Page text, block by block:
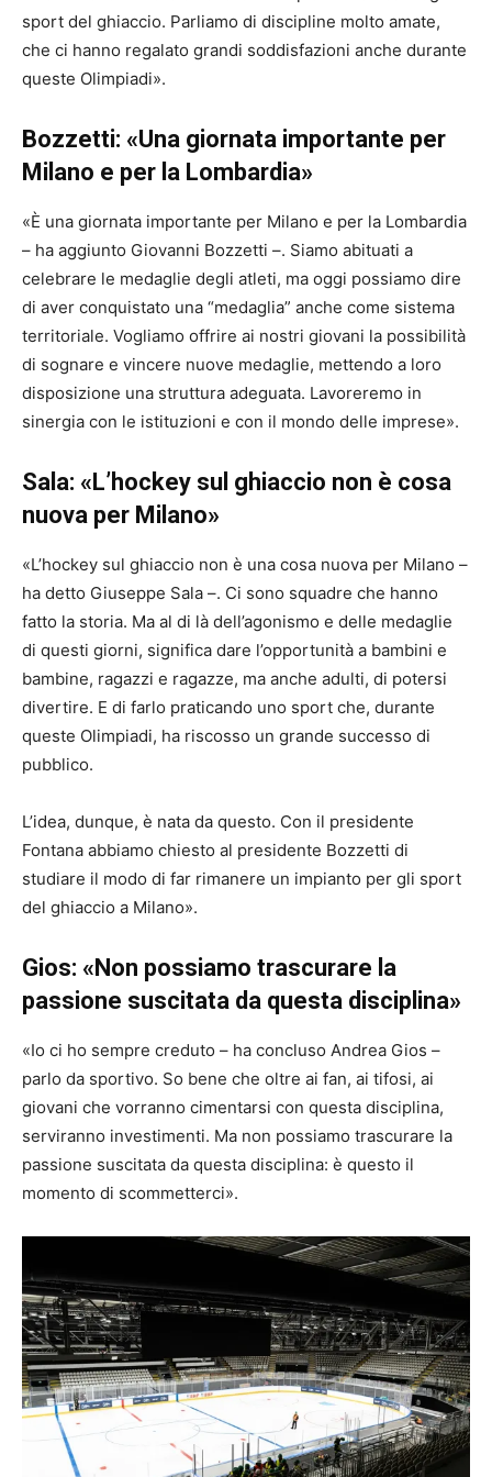
sport del ghiaccio. Parliamo di discipline molto amate,
che ci hanno regalato grandi soddisfazioni anche durante
queste Olimpiadi».
Bozzetti: «Una giornata importante per
Milano e per la Lombardia»
«È una giornata importante per Milano e per la Lombardia
– ha aggiunto Giovanni Bozzetti –. Siamo abituati a
celebrare le medaglie degli atleti, ma oggi possiamo dire
di aver conquistato una “medaglia” anche come sistema
territoriale. Vogliamo offrire ai nostri giovani la possibilità
di sognare e vincere nuove medaglie, mettendo a loro
disposizione una struttura adeguata. Lavoreremo in
sinergia con le istituzioni e con il mondo delle imprese».
Sala: «L’hockey sul ghiaccio non è cosa
nuova per Milano»
«L’hockey sul ghiaccio non è una cosa nuova per Milano –
ha detto Giuseppe Sala –. Ci sono squadre che hanno
fatto la storia. Ma al di là dell’agonismo e delle medaglie
di questi giorni, significa dare l’opportunità a bambini e
bambine, ragazzi e ragazze, ma anche adulti, di potersi
divertire. E di farlo praticando uno sport che, durante
queste Olimpiadi, ha riscosso un grande successo di
pubblico.
L’idea, dunque, è nata da questo. Con il presidente
Fontana abbiamo chiesto al presidente Bozzetti di
studiare il modo di far rimanere un impianto per gli sport
del ghiaccio a Milano».
Gios: «Non possiamo trascurare la
passione suscitata da questa disciplina»
«Io ci ho sempre creduto – ha concluso Andrea Gios –
parlo da sportivo. So bene che oltre ai fan, ai tifosi, ai
giovani che vorranno cimentarsi con questa disciplina,
serviranno investimenti. Ma non possiamo trascurare la
passione suscitata da questa disciplina: è questo il
momento di scommetterci».